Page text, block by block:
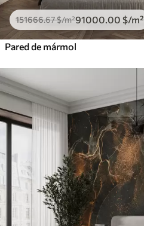
151666.67$/m²91000.00 $/m²
Pared de mármol